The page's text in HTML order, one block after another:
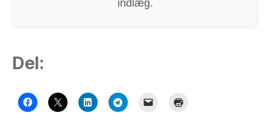
indlæg.
Del: